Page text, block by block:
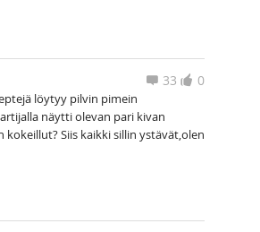
0
33
löytyy pilvin pimein
näytti olevan pari kivan
Siis kaikki sillin ystävät,olen